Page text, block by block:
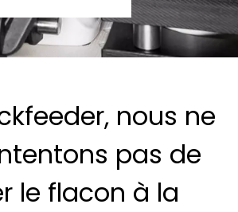
nous ne
pas de
le flacon à la